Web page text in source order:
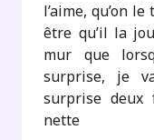
l’aime, qu’on
être qu’il la
mur que
surprise, je
surprise
nette